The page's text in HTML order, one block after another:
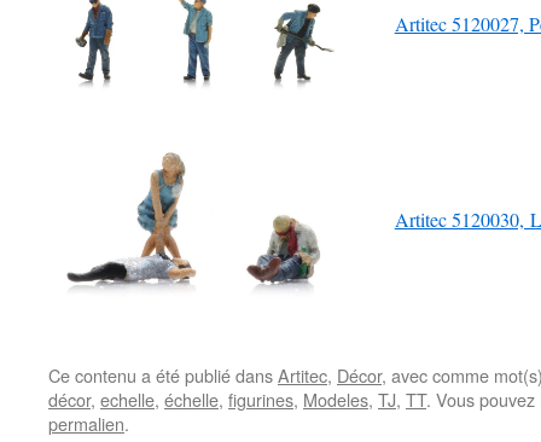
Artitec 5120027,
Artitec 5120030,
Ce contenu a été publié dansArtitec, Décor, avec comme
décor, echelle, échelle, figurines, Modeles, TJ, TT. Vous
permalien.